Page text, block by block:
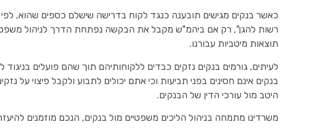
כאשר בנקים מגישים תובענה כנגד לקוח בדרישה שישלם כספים שהוא,
רשות להגן", רק אם ביהמ"ש מקבל את הבקשה נפתחת הדרך לניהול
תוצאות מיטביות עבורנו.
לעיתים, גורמים בנקים נזקים כבדים ללקוחותיהם תוך שהם פועלים
בנקים אינם חסינים בפני תביעות וכי אתם יכולים לתבוע ולקבל פיצוי על
היטב מול עורכי הדין של הבנקים.
משרדינו מתמחה בניהול הליכים משפטיים מול בנקים, הנכם מוזמנים